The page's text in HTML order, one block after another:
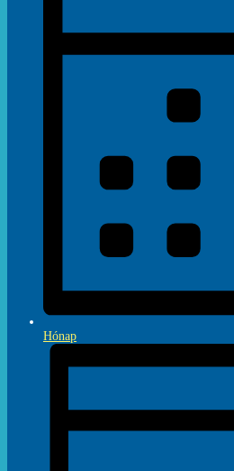
Hónap